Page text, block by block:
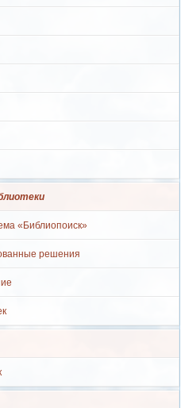
«Библиопоиск»
решения